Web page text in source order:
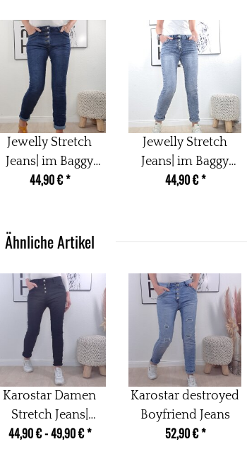
Jewelly Stretch
Jeans| im Baggy
Boyfriend Schnitt|
Knopfleiste|
Dream Denim
44,90 €*
Jewelly Stretch
Jeans| im Baggy
Boyfriend Schnitt|
Knopfleiste|
Bleached
44,90 €*
Ähnliche Artikel
Karostar Damen
Stretch Jeans|
Boyfriend Hose mit
44,90 € -49,90 €*
Karostar destroyed
Boyfriend Jeans
52,90 €*